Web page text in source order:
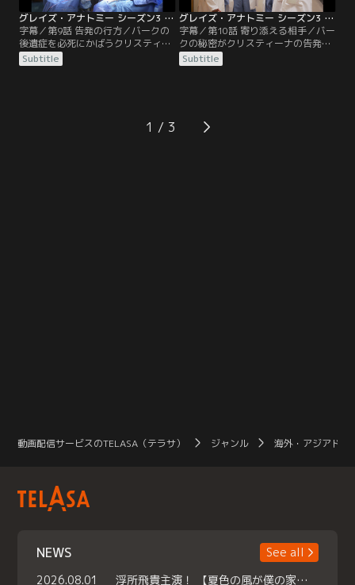
グレイズ・アナトミー シーズン3 第09話／字幕
字幕／第9話 告発の行方／バークの
後遺症を必死にかばうクリスティー
ナは、心も体も限界に近づいてい
た。ジョージがバークを父親の執刀
ら、次期外科部長への昇進を打診さ
れる。真実を告げるべきか否か…こ
Subtitle
グレイズ・アナトミー シーズン3 第10話／字幕
字幕／第10話 寄り添える相手／バー
クの秘密がクリスティーナの告発に
より発覚する。ベイリーは二人を処
罰するよう詰め寄るが、リチャード
人が一番辛かったのは、お互いの裏
切りだった。デレクはバークの治療
Subtitle
1
動画配信サービスのTELASA（テラサ） ジャンル 海外・アジアドラ
NEWS
See all
2026.08.01
浮所飛貴主演！ 【夏色の風が僕の家にやってきた】 本日よりテラサで独占配信スタート！